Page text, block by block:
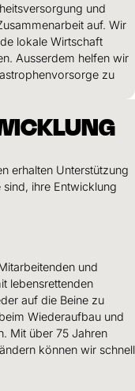
und
auf. Wir
lokale Wirtschaft
Ausserdem helfen wir
zu
erhalten Unterstützung
ihre Entwicklung
und
lebensrettenden
auf die Beine zu
Wiederaufbau und
Mit über 75 Jahren
können wir schnell